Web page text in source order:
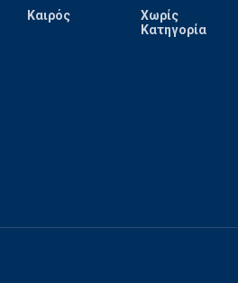
Καιρός
Χωρίς
Κατηγορία